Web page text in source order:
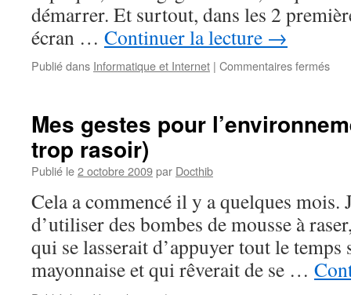
démarrer. Et surtout, dans les 2
écran … Continuer la lecture →
Publié dans Informatique et Internet | Commentaires ferméssur
–
Mes gestes pour
trop rasoir)
Publié le2 octobre 2009par Docthib
Cela a commencé il y a quelques mois.
d’utiliser des bombes de mousse à
qui se lasserait d’appuyer tout le temps
mayonnaise et qui rêverait de se …